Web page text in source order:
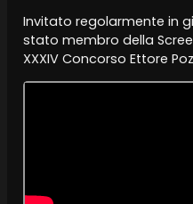
Invitato regolarmente in
stato membro della
XXXIV Concorso Ettore